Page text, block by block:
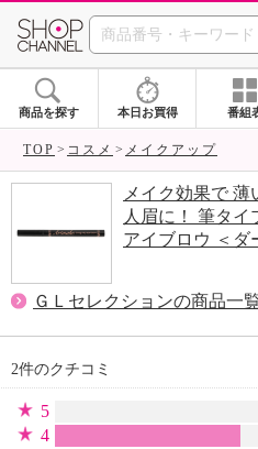
商品を探す 本日お買得 番組
TOP コスメ メイクアップ
メイク効果で
人眉に！ 筆タイ
アイブロウ ＜ダ
ＧＬセレクションの商品一
2件のクチコミ
5
4